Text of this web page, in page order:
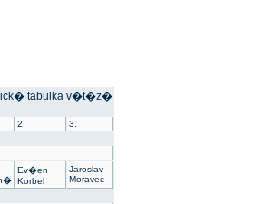
tabulka v�t�z�
2. 3.
Ev�en
Korbel
Jaroslav
Moravec